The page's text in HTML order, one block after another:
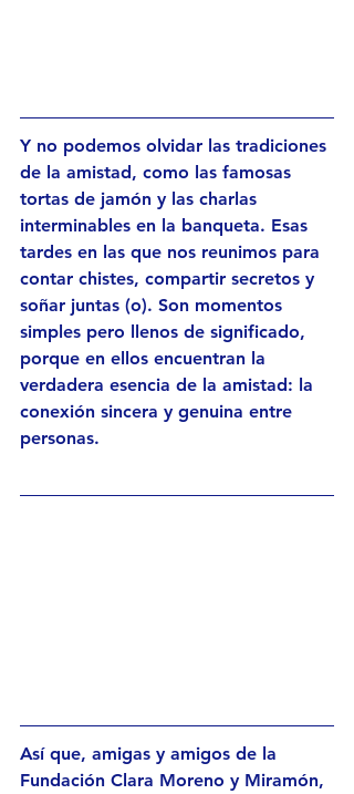
Y no podemos olvidar las tradiciones
de la amistad, como las famosas
tortas de jamón y las charlas
interminables en la banqueta. Esas
tardes en las que nos reunimos para
contar chistes, compartir secretos y
soñar juntas (o). Son momentos
simples pero llenos de significado,
porque en ellos encuentran la
verdadera esencia de la amistad: la
conexión sincera y genuina entre
personas.
Así que, amigas y amigos de la
Fundación Clara Moreno y Miramón,